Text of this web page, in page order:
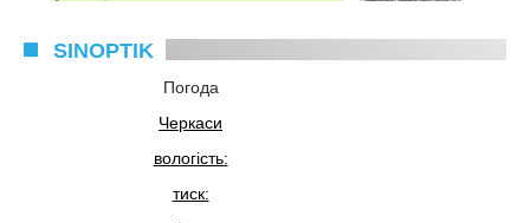
SINOPTIK
Погода
Черкаси
вологість:
тиск: